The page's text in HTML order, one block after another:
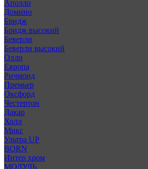
Аполло
Домино
Бридж
Бридж высокий
Беверли
Беверли высокий
Олли
Европа
Ричмонд
Премьер
Оксфорд
Честертон
Дакар
Холл
Микс
Ультра UP
BORN
Интер хром
МОДУЛЬ